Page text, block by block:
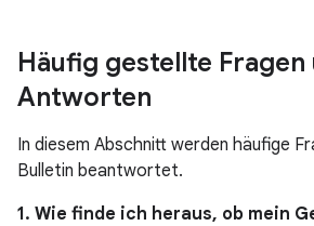
Häufig gestellte Fragen
Antworten
In diesem Abschnitt werden häufige
Bulletin beantwortet.
1. Wie finde ich heraus, ob mein